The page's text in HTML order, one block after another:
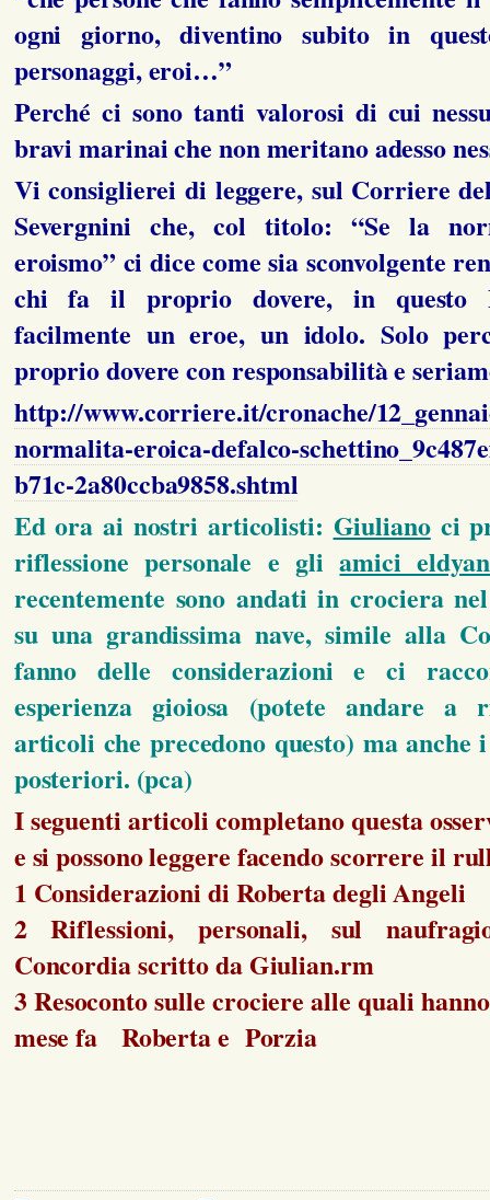
ogni giorno, diventino subito in
personaggi, eroi…”
Perché ci sono tanti valorosi di cui
bravi marinai che non meritano adesso
Vi consiglierei di leggere, sul Corriere
Severgnini che, col titolo: “Se la
eroismo” ci dice come sia sconvolgente
chi fa il proprio dovere, in questo
facilmente un eroe, un idolo. Solo
proprio dovere con responsabilità e
http://www.corriere.it/cronache/
normalita-eroica-defalco-
b71c-2a80ccba9858.shtml
Ed ora ai nostri articolisti: Giulianoci
riflessione personale e gliamici
recentemente sono andati in crociera
su una grandissima nave, simile alla
fanno delle considerazioni e ci
esperienza gioiosa (potete andare a
articoli che precedono questo) ma anche
posteriori. (pca)
I seguenti articoli completano questa
e si possono leggere facendo scorrere il
1 Considerazioni di Roberta degli Angeli
2 Riflessioni, personali, sul
Concordia scritto da Giulian.rm
3 Resoconto sulle crociere alle quali
mese fa Roberta e Porzia